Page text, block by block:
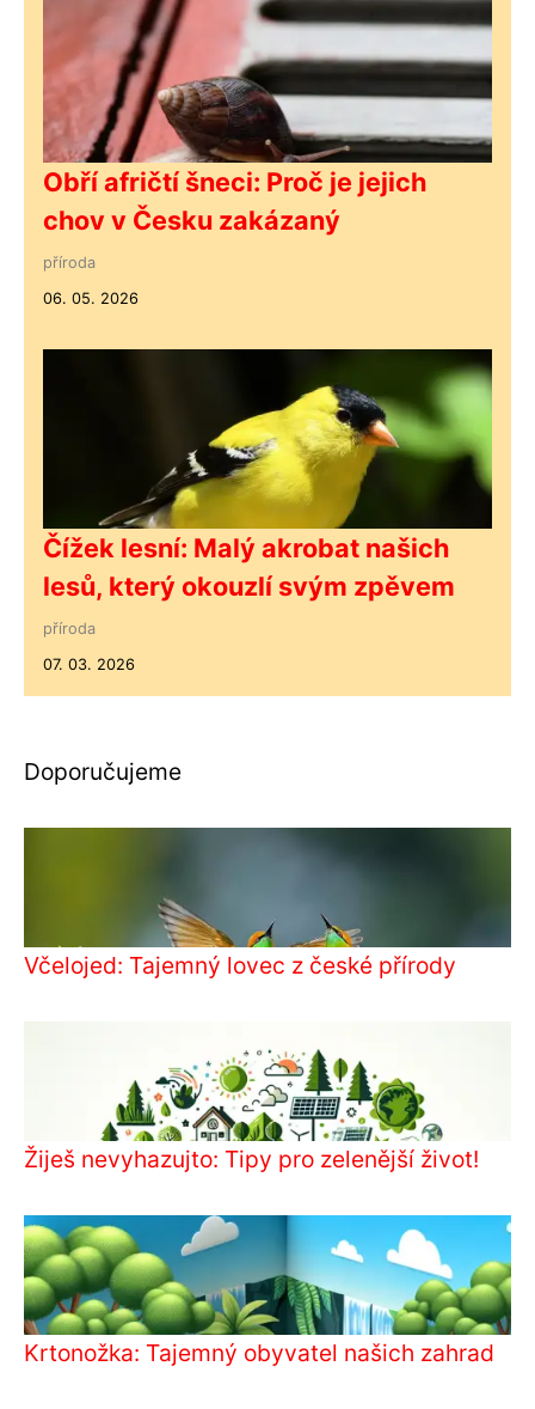
Obří afričtí šneci: Proč je jejich
chov v Česku zakázaný
příroda
06. 05. 2026
Čížek lesní: Malý akrobat našich
lesů, který okouzlí svým zpěvem
příroda
07. 03. 2026
Doporučujeme
Včelojed: Tajemný lovec z české přírody
Žiješ nevyhazujto: Tipy pro zelenější život!
Krtonožka: Tajemný obyvatel našich zahrad